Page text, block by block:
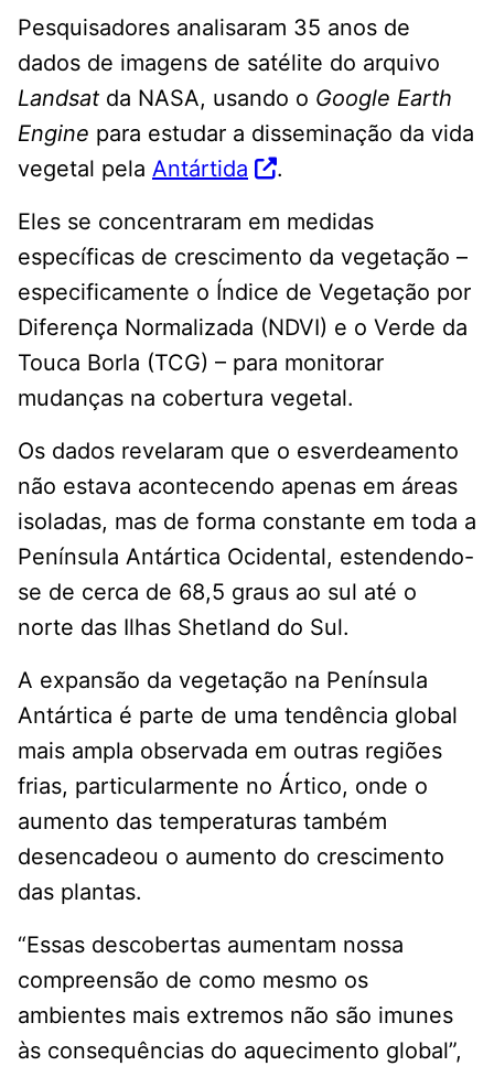
Pesquisadores analisaram 35 anos de
dados de imagens de satélite do arquivo
Landsat da NASA, usando o Google Earth
Engine para estudar a disseminação da vida
vegetal pela Antártida
.
Eles se concentraram em medidas
específicas de crescimento da vegetação –
especificamente o Índice de Vegetação por
Diferença Normalizada (NDVI) e o Verde da
Touca Borla (TCG) – para monitorar
mudanças na cobertura vegetal.
Os dados revelaram que o esverdeamento
não estava acontecendo apenas em áreas
isoladas, mas de forma constante em toda a
Península Antártica Ocidental, estendendo-
se de cerca de 68,5 graus ao sul até o
norte das Ilhas Shetland do Sul.
A expansão da vegetação na Península
Antártica é parte de uma tendência global
mais ampla observada em outras regiões
frias, particularmente no Ártico, onde o
aumento das temperaturas também
desencadeou o aumento do crescimento
das plantas.
“Essas descobertas aumentam nossa
compreensão de como mesmo os
ambientes mais extremos não são imunes
às consequências do aquecimento global”,